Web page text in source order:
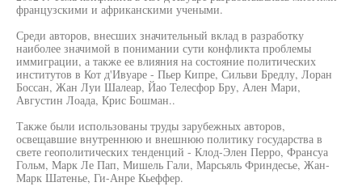
французскими и африканскими учеными.
Среди авторов, внесших значительный вклад в разработку
наиболее значимой в понимании сути конфликта проблемы
иммиграции, а также ее влияния на состояние политических
институтов в Кот д'Ивуаре - Пьер Кипре, Сильви Бредлу, Лоран
Боссан, Жан Луи Шалеар, Йао Телесфор Бру, Ален Мари,
Августин Лоада, Крис Бошман..
Также были использованы труды зарубежных авторов,
освещавшие внутреннюю и внешнюю политику государства в
свете геополитических тенденций - Клод-Элен Перро, Франсуа
Гольм, Марк Ле Пап, Мишель Гали, Марсьяль Фриндесье, Жан-
Марк Шатенье, Ги-Анре Кьеффер.